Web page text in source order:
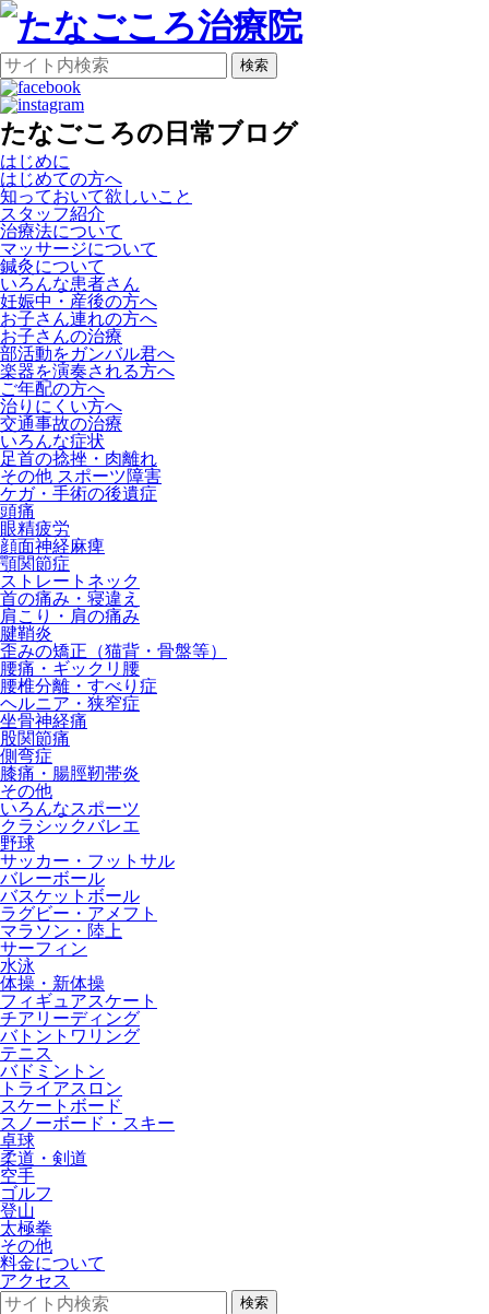
検索
たなごころの日常ブログ
はじめに
はじめての方へ
知っておいて欲しいこと
スタッフ紹介
治療法について
マッサージについて
鍼灸について
いろんな患者さん
妊娠中・産後の方へ
お子さん連れの方へ
お子さんの治療
部活動をガンバル君へ
楽器を演奏される方へ
ご年配の方へ
治りにくい方へ
交通事故の治療
いろんな症状
足首の捻挫・肉離れ
その他 スポーツ障害
ケガ・手術の後遺症
頭痛
眼精疲労
顔面神経麻痺
顎関節症
ストレートネック
首の痛み・寝違え
肩こり・肩の痛み
腱鞘炎
歪みの矯正（猫背・骨盤等）
腰痛・ギックリ腰
腰椎分離・すべり症
ヘルニア・狭窄症
坐骨神経痛
股関節痛
側弯症
膝痛・腸脛靭帯炎
その他
いろんなスポーツ
クラシックバレエ
野球
サッカー・フットサル
バレーボール
バスケットボール
ラグビー・アメフト
マラソン・陸上
サーフィン
水泳
体操・新体操
フィギュアスケート
チアリーディング
バトントワリング
テニス
バドミントン
トライアスロン
スケートボード
スノーボード・スキー
卓球
柔道・剣道
空手
ゴルフ
登山
太極拳
その他
料金について
アクセス
検索